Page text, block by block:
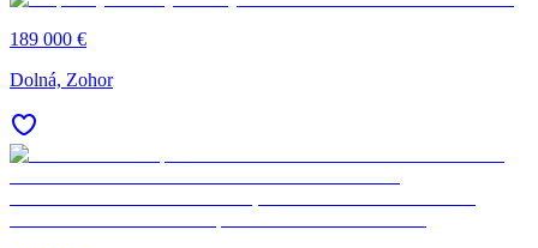
189 000 €
Dolná, Zohor